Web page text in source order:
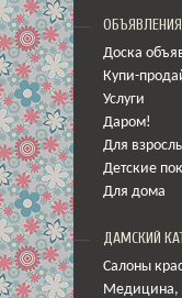
ОБЪЯВЛЕНИЯ
Доска
Купи-
Услуги
Даром!
Для
Детские
Для дома
ДАМСКИЙ
Салоны
Медицина,